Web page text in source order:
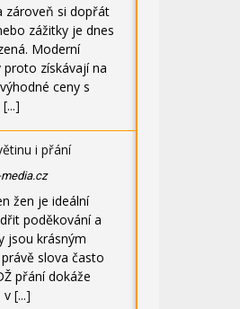
zároveň si dopřát
zážitky je dnes
Moderní
získávají na
ceny s
[...]
i přání
žen je ideální
poděkování a
jsou krásným
slova často
přání dokáže
v [...]